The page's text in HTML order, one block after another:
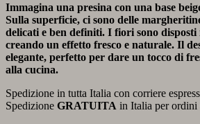
Immagina una presina con una base
Sulla superficie, ci sono delle
delicati e ben definiti. I fiori sono disposti
creando un effetto fresco e naturale. Il
elegante, perfetto per dare un tocco di
alla cucina.
Spedizione in tutta Italia con corriere
Spedizione GRATUITA in Italia per ordini